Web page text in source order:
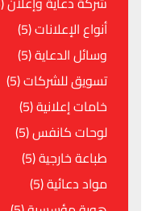
أنواع الإعلانات (5)
وسائل الدعاية (5)
تسويق للشركات (5)
خامات إعلانية (5)
لوحات كانفس (5)
طباعة خارجية (5)
مواد دعائية (5)